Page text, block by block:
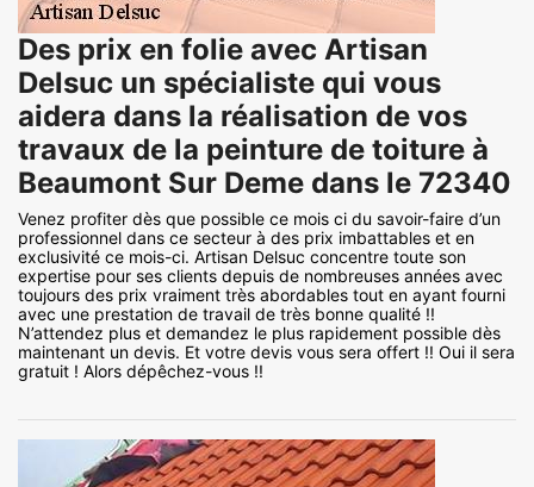
Des prix en folie avec Artisan
Delsuc un spécialiste qui vous
aidera dans la réalisation de vos
travaux de la peinture de toiture à
Beaumont Sur Deme dans le 72340
Venez profiter dès que possible ce mois ci du savoir-faire d’un
professionnel dans ce secteur à des prix imbattables et en
exclusivité ce mois-ci. Artisan Delsuc concentre toute son
expertise pour ses clients depuis de nombreuses années avec
toujours des prix vraiment très abordables tout en ayant fourni
avec une prestation de travail de très bonne qualité !!
N’attendez plus et demandez le plus rapidement possible dès
maintenant un devis. Et votre devis vous sera offert !! Oui il sera
gratuit ! Alors dépêchez-vous !!